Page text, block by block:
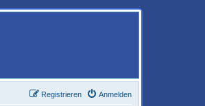
Anmelden
Registrieren